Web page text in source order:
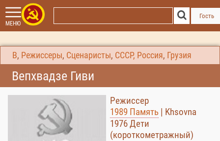
МЕНЮ
Гость
В, Режиссеры, Сценаристы, СССР, Россия, Грузия
Вепхвадзе Гиви
Режиссер
1989 Память | Khsovna
1976 Дети
(короткометражный)